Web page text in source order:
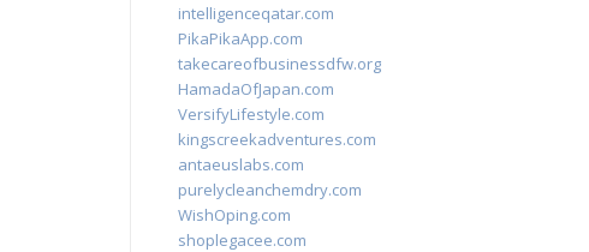
intelligenceqatar.com
PikaPikaApp.com
takecareofbusinessdfw.org
HamadaOfJapan.com
VersifyLifestyle.com
kingscreekadventures.com
antaeuslabs.com
purelycleanchemdry.com
WishOping.com
shoplegacee.com